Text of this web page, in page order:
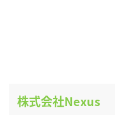
株式会社Nexus